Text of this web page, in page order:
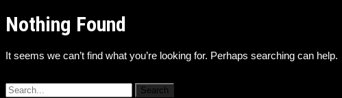
Nothing Found
It seems we can’t find what you’re looking for. Perhaps searching can help.